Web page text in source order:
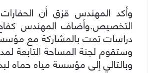
وأكد المهندس قزق أن
التخصيص.وأضاف المهندس كفاح
دراسات تمت بالمشاركة مع
وستقوم لجنة المساحة التابعة
وبالتالي إلى مؤسسة مياه حماه